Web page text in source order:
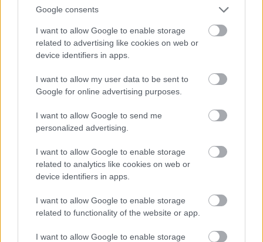
Google consents
I want to allow Google to enable storage
related to advertising like cookies on web or
device identifiers in apps.
I want to allow my user data to be sent to
Google for online advertising purposes.
I want to allow Google to send me
personalized advertising.
I want to allow Google to enable storage
related to analytics like cookies on web or
device identifiers in apps.
I want to allow Google to enable storage
related to functionality of the website or app.
I want to allow Google to enable storage
2026.08.06. Kiss Lajos
Egyszer fent, egyszer lent, így festett a Duna a két
évvel ezelőtti árvíz idején és így most –
Akik szeretik az előtte-utána képeket, azok számára
feltétlenül ajánlott ez a képgyűjtemény. Több helyszín
ugyanabból a...
Magyarország